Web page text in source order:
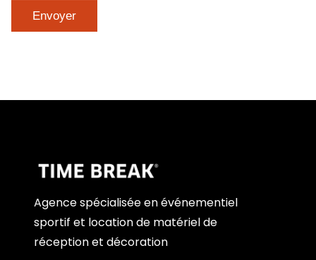
Agence spécialisée en événementiel
sportif et location de matériel de
réception et décoration